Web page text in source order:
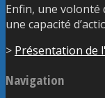
Enfin, une
une capacité
> Présentation de
Navigation